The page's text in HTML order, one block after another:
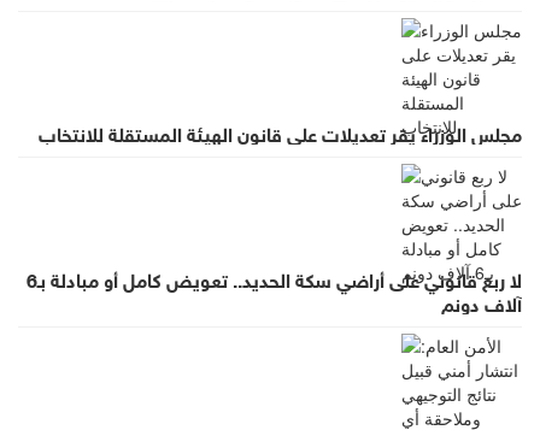
مجلس الوزراء يقر تعديلات على قانون الهيئة المستقلة للانتخاب
لا ربع قانوني على أراضي سكة الحديد.. تعويض كامل أو مبادلة بـ6
آلاف دونم